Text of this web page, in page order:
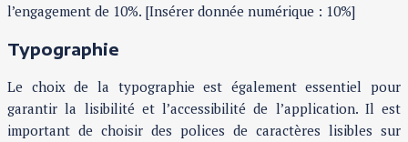
l’engagement de 10%. [Insérer donnée numérique : 10%]
Typographie
Le choix de la typographie est également essentiel pour
garantir la lisibilité et l’accessibilité de l’application. Il est
important de choisir des polices de caractères lisibles sur